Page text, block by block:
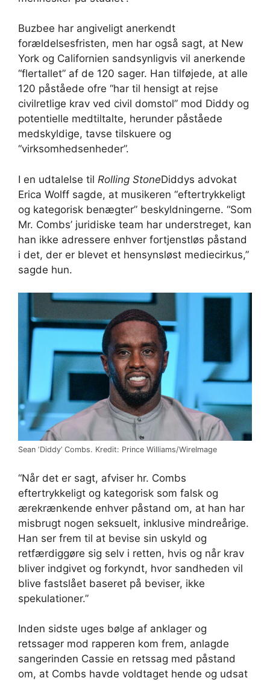
Buzbee har angiveligt anerkendt
forældelsesfristen, men har også sagt, at New
York og Californien sandsynligvis vil anerkende
“flertallet” af de 120 sager. Han tilføjede, at alle
120 påståede ofre “har til hensigt at rejse
civilretlige krav ved civil domstol” mod Diddy og
potentielle medtiltalte, herunder påståede
medskyldige, tavse tilskuere og
“virksomhedsenheder”.
I en udtalelse til Rolling StoneDiddys advokat
Erica Wolff sagde, at musikeren “eftertrykkeligt
og kategorisk benægter” beskyldningerne. “Som
Mr. Combs’ juridiske team har understreget, kan
han ikke adressere enhver fortjenstløs påstand
i det, der er blevet et hensynsløst mediecirkus,”
sagde hun.
Sean ‘Diddy’ Combs. Kredit: Prince Williams/WireImage
“Når det er sagt, afviser hr. Combs
eftertrykkeligt og kategorisk som falsk og
ærekrænkende enhver påstand om, at han har
misbrugt nogen seksuelt, inklusive mindreårige.
Han ser frem til at bevise sin uskyld og
retfærdiggøre sig selv i retten, hvis og når krav
bliver indgivet og forkyndt, hvor sandheden vil
blive fastslået baseret på beviser, ikke
spekulationer.”
Inden sidste uges bølge af anklager og
retssager mod rapperen kom frem, anlagde
sangerinden Cassie en retssag med påstand
om, at Combs havde voldtaget hende og udsat